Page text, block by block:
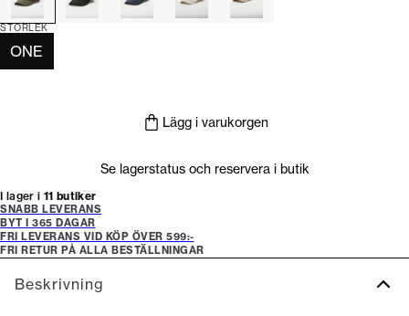
STORLEK
ONE
Lägg i varukorgen
Se lagerstatus och reservera i butik
I lager i 11 butiker
SNABB LEVERANS
BYT I 365 DAGAR
FRI LEVERANS VID KÖP ÖVER 599:-
FRI RETUR PÅ ALLA BESTÄLLNINGAR
Beskrivning